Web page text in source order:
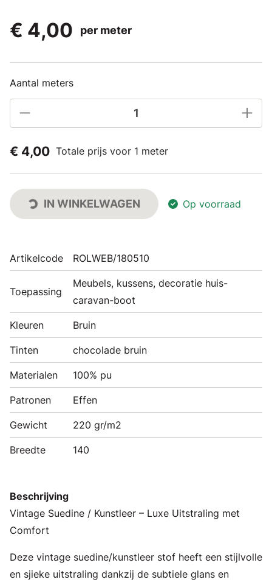
€ 4,00
per meter
Aantal meters
€ 4,00 Totale prijs voor 1 meter
IN WINKELWAGEN Op voorraad
Artikelcode ROLWEB/180510
Toepassing
Meubels, kussens, decoratie huis-
caravan-boot
Kleuren Bruin
Tinten chocolade bruin
Materialen 100% pu
Patronen Effen
Gewicht 220 gr/m2
Breedte 140
Beschrijving
Vintage Suedine / Kunstleer – Luxe Uitstraling met
Comfort
Deze vintage suedine/kunstleer stof heeft een stijlvolle
en sjieke uitstraling dankzij de subtiele glans en